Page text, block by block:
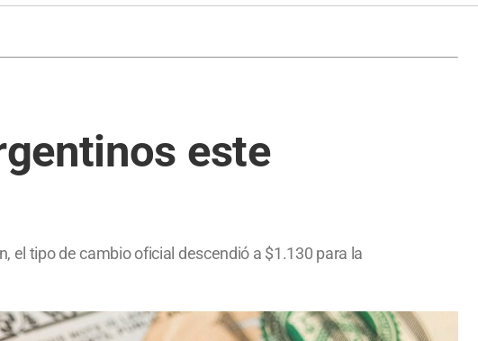
este
el tipo de cambio oficial descendió a $1.130 para la